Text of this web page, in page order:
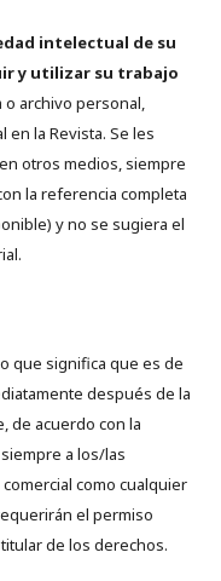
intelectual de su
y utilizar su trabajo
archivo personal,
la Revista. Se les
otros medios, siempre
la referencia completa
y no se sugiera el
que significa que es de
después de la
de acuerdo con la
a los/las
como cualquier
el permiso
de los derechos.